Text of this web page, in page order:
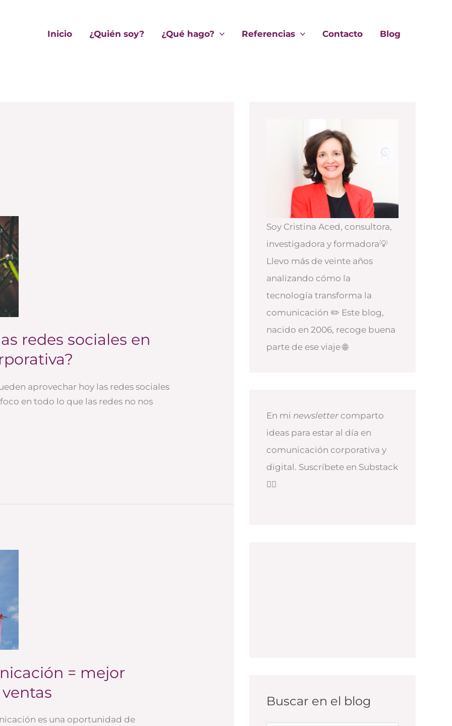
Inicio ¿Quién soy? ¿Qué hago? Referencias Contacto Blog
redes sociales en
aprovechar hoy las redes sociales
en todo lo que las redes no nos
= mejor
es una oportunidad de
Soy Cristina Aced, consultora,
investigadora y formadora💡
Llevo más de veinte años
analizando cómo la
tecnología transforma la
comunicación ✏️ Este blog,
nacido en 2006, recoge buena
parte de ese viaje 🌐
En mi newsletter comparto
ideas para estar al día en
comunicación corporativa y
digital. Suscríbete en Substack
👇🏻
Buscar en el blog